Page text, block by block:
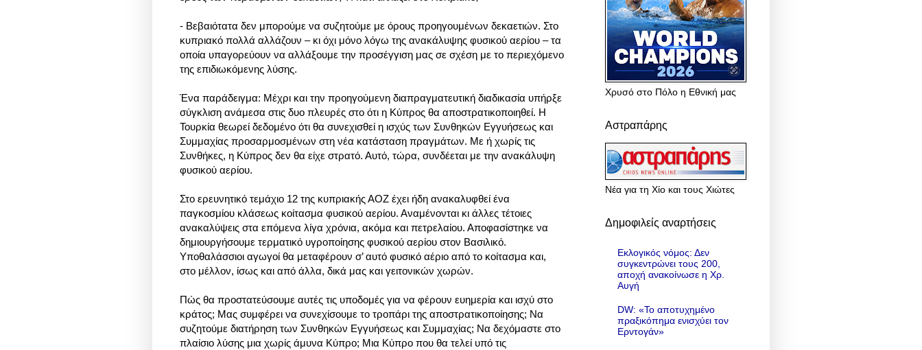
- Βεβαιότατα δεν μπορούμε να συζητούμε με όρους προηγουμένων δεκαετιών. Στο
κυπριακό πολλά αλλάζουν – κι όχι μόνο λόγω της ανακάλυψης φυσικού αερίου – τα
οποία υπαγορεύουν να αλλάξουμε την προσέγγιση μας σε σχέση με το περιεχόμενο
της επιδιωκόμενης λύσης.
Ένα παράδειγμα: Μέχρι και την προηγούμενη διαπραγματευτική διαδικασία υπήρξε
σύγκλιση ανάμεσα στις δυο πλευρές στο ότι η Κύπρος θα αποστρατικοποιηθεί. Η
Τουρκία θεωρεί δεδομένο ότι θα συνεχισθεί η ισχύς των Συνθηκών Εγγυήσεως και
Συμμαχίας προσαρμοσμένων στη νέα κατάσταση πραγμάτων. Με ή χωρίς τις
Συνθήκες, η Κύπρος δεν θα είχε στρατό. Αυτό, τώρα, συνδέεται με την ανακάλυψη
φυσικού αερίου.
Στο ερευνητικό τεμάχιο 12 της κυπριακής ΑΟΖ έχει ήδη ανακαλυφθεί ένα
παγκοσμίου κλάσεως κοίτασμα φυσικού αερίου. Αναμένονται κι άλλες τέτοιες
ανακαλύψεις στα επόμενα λίγα χρόνια, ακόμα και πετρελαίου. Αποφασίστηκε να
δημιουργήσουμε τερματικό υγροποίησης φυσικού αερίου στον Βασιλικό.
Υποθαλάσσιοι αγωγοί θα μεταφέρουν σ’ αυτό φυσικό αέριο από το κοίτασμα και,
στο μέλλον, ίσως και από άλλα, δικά μας και γειτονικών χωρών.
Πώς θα προστατεύσουμε αυτές τις υποδομές για να φέρουν ευημερία και ισχύ στο
κράτος; Μας συμφέρει να συνεχίσουμε το τροπάρι της αποστρατικοποίησης; Να
συζητούμε διατήρηση των Συνθηκών Εγγυήσεως και Συμμαχίας; Να δεχόμαστε στο
πλαίσιο λύσης μια χωρίς άμυνα Κύπρο; Μια Κύπρο που θα τελεί υπό τις
Χρυσό στο Πόλο η Εθνική μας
Αστραπάρης
Νέα για τη Χίο και τους Χιώτες
Δημοφιλείς αναρτήσεις
Εκλογικός νόμος: Δεν
συγκεντρώνει τους 200,
αποχή ανακοίνωσε η Χρ.
Αυγή
DW: «To αποτυχημένο
πραξικόπημα ενισχύει τον
Ερντογάν»